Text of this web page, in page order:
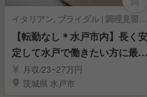
イタリアン, ブライダル | 調理見習い・調理補助
【転勤なし＊水戸市内】長く安
定して水戸で働きたい方に最適
です！
月収/23~27万円
茨城県 水戸市